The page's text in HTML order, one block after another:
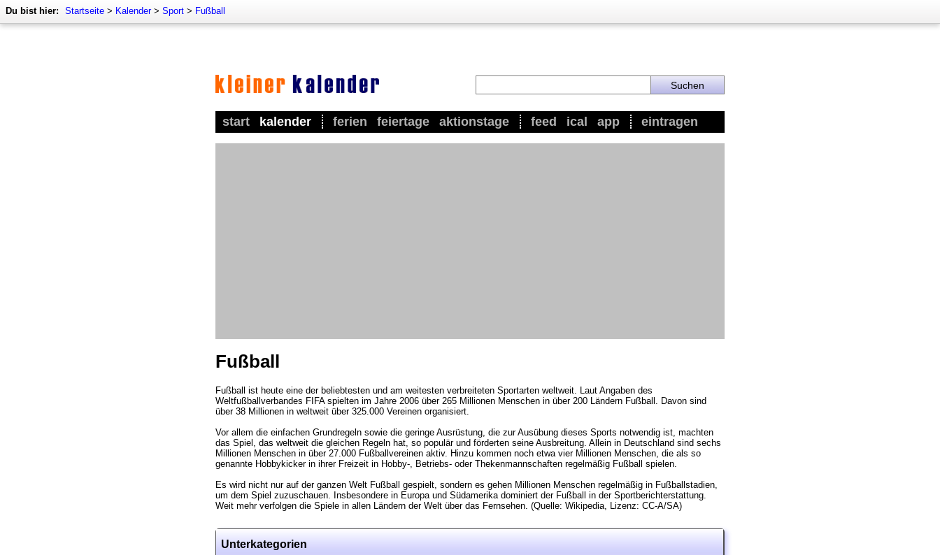
Du bist hier: Startseite > Kalender> Sport > Fußball
start kalender ferien feiertage aktionstage feed ical app eintragen
Fußball
Fußball ist heute eine der beliebtesten und am weitesten verbreiteten Sportarten weltweit. Laut Angaben des
Weltfußballverbandes FIFA spielten im Jahre 2006 über 265 Millionen Menschen in über 200 Ländern Fußball. Davon sind
über 38 Millionen in weltweit über 325.000 Vereinen organisiert.
Vor allem die einfachen Grundregeln sowie die geringe Ausrüstung, die zur Ausübung dieses Sports notwendig ist, machten
das Spiel, das weltweit die gleichen Regeln hat, so populär und förderten seine Ausbreitung. Allein in Deutschland sind sechs
Millionen Menschen in über 27.000 Fußballvereinen aktiv. Hinzu kommen noch etwa vier Millionen Menschen, die als so
genannte Hobbykicker in ihrer Freizeit in Hobby-, Betriebs- oder Thekenmannschaften regelmäßig Fußball spielen.
Es wird nicht nur auf der ganzen Welt Fußball gespielt, sondern es gehen Millionen Menschen regelmäßig in Fußballstadien,
um dem Spiel zuzuschauen. Insbesondere in Europa und Südamerika dominiert der Fußball in der Sportberichterstattung.
Weit mehr verfolgen die Spiele in allen Ländern der Welt über das Fernsehen. (Quelle: Wikipedia, Lizenz: CC-A/SA)
Unterkategorien